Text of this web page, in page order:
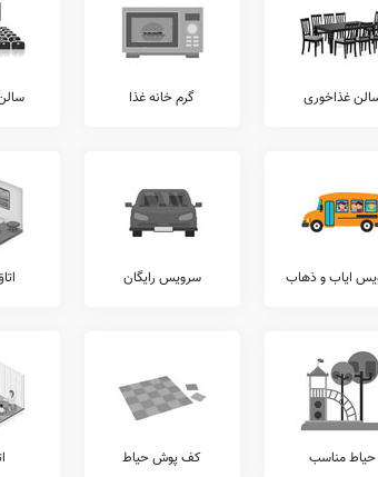
و تحصیلی مدوّن، ارائه الگوهای تدریس نوین، ارائه کارنامه تحلیلی
با دانش آموز به پایه بالاتر، انتقال معلم با دانش آموز به پایه
فرهنگی و هنری درون مدرسه ای، برگزاری اردوهای علمی و
برون مدرسه ای، برگزاری اردوهای فرهنگی و هنری، برگزاری
داده شده توسط مدرسه حرفه ای بوعلی سینا، می توان پس از
هندبال، ورزش های رزمی، فوتبال دستی، بسکتبال، ژیمناستیک،
غذاخوری گرم خانه غذا
ایاب و ذهاب سرویس رایگان
حیاط مناسب کف پوش حیاط